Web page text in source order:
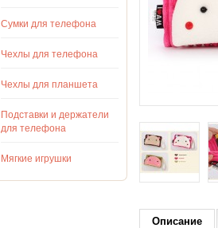
Сумки для телефона
Чехлы для телефона
Чехлы для планшета
Подставки и держатели
для телефона
Мягкие игрушки
Описание